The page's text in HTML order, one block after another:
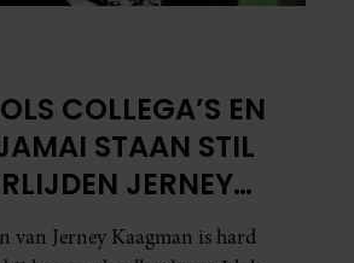
COLLEGA’S EN
STAAN STIL
JERNEY
van Jerney Kaagman is hard